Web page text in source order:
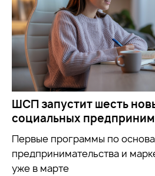
ШСП запустит шесть
социальных
Первые программы по
предпринимательства и
уже в марте